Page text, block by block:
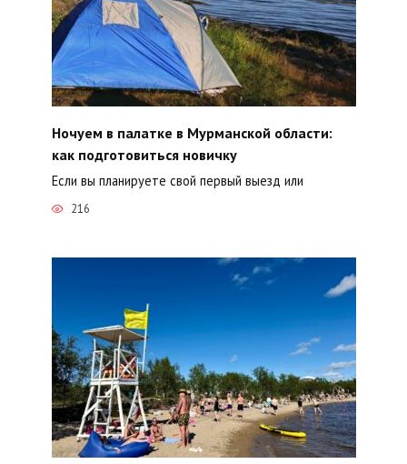
Ночуем в палатке в Мурманской области:
как подготовиться новичку
Если вы планируете свой первый выезд или
216